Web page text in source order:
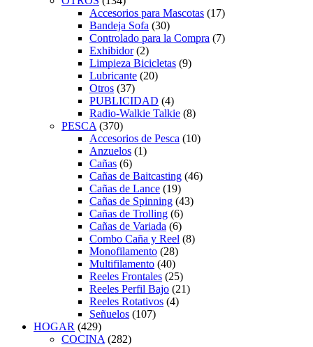
Accesorios para Mascotas (17)
Bandeja Sofa (30)
Controlado para la Compra (7)
Exhibidor (2)
Limpieza Bicicletas (9)
Lubricante (20)
Otros (37)
PUBLICIDAD (4)
Radio-Walkie Talkie (8)
PESCA (370)
Accesorios de Pesca (10)
Anzuelos (1)
Cañas (6)
Cañas de Baitcasting (46)
Cañas de Lance (19)
Cañas de Spinning (43)
Cañas de Trolling (6)
Cañas de Variada (6)
Combo Caña y Reel (8)
Monofilamento (28)
Multifilamento (40)
Reeles Frontales (25)
Reeles Perfil Bajo (21)
Reeles Rotativos (4)
Señuelos (107)
HOGAR (429)
COCINA (282)